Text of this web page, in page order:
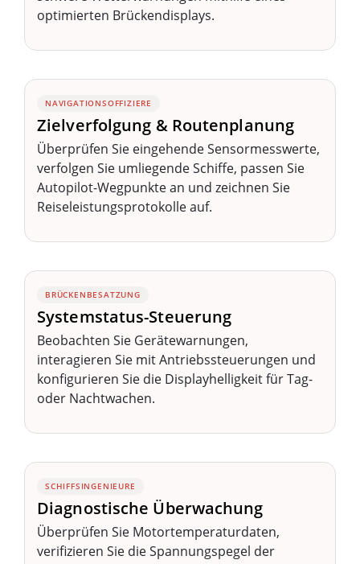
optimierten Brückendisplays.
NAVIGATIONSOFFIZIERE
Zielverfolgung & Routenplanung
Überprüfen Sie eingehende Sensormesswerte,
verfolgen Sie umliegende Schiffe, passen Sie
Autopilot-Wegpunkte an und zeichnen Sie
Reiseleistungsprotokolle auf.
BRÜCKENBESATZUNG
Systemstatus-Steuerung
Beobachten Sie Gerätewarnungen,
interagieren Sie mit Antriebssteuerungen und
konfigurieren Sie die Displayhelligkeit für Tag-
oder Nachtwachen.
SCHIFFSINGENIEURE
Diagnostische Überwachung
Überprüfen Sie Motortemperaturdaten,
verifizieren Sie die Spannungspegel der